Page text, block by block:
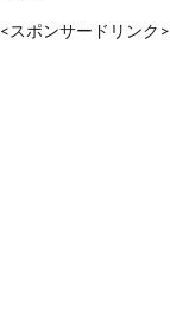
<スポンサードリンク>